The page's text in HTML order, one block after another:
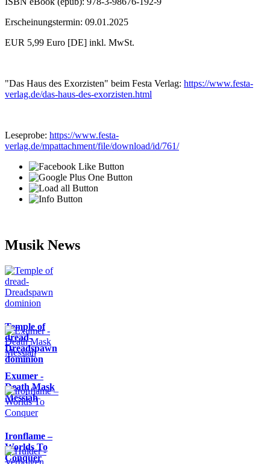
Erscheinungstermin: 09.01.2025
EUR 5,99 Euro [DE] inkl. MwSt.
"Das Haus des Exorzisten" beim Festa Verlag: https://www.festa-
verlag.de/das-haus-des-exorzisten.html
Leseprobe: https://www.festa-
verlag.de/mpattachment/file/download/id/761/
Musik News
Temple of
dread-
Dreadspawn
dominion
Exumer -
Death Mask
Messiah
Ironflame –
Worlds To
Conquer